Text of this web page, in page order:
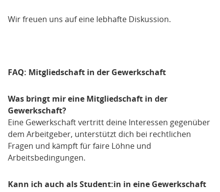
Wir freuen uns auf eine lebhafte Diskussion.
FAQ: Mitgliedschaft in der Gewerkschaft
Was bringt mir eine Mitgliedschaft in der
Gewerkschaft?
Eine Gewerkschaft vertritt deine Interessen gegenüber
dem Arbeitgeber, unterstützt dich bei rechtlichen
Fragen und kämpft für faire Löhne und
Arbeitsbedingungen.
Kann ich auch als Student:in in eine Gewerkschaft